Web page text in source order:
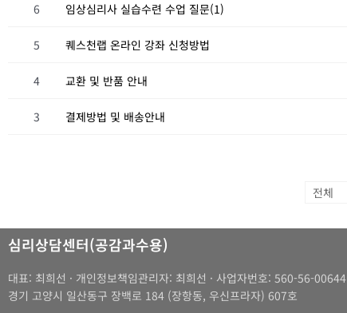
6 임상심리사 실습수련 수업 질문(1)
5 퀘스천랩 온라인 강좌 신청방법
4 교환 및 반품 안내
3 결제방법 및 배송안내
심리상담센터(공감과수용)
대표: 최희선 · 개인정보책임관리자: 최희선 · 사업자번호: 560-56-00644
경기 고양시 일산동구 장백로 184 (장항동, 우신프라자) 607호